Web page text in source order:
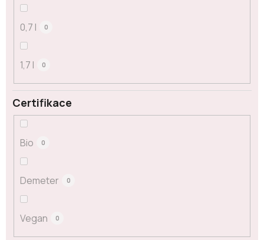
0,7 l 0
1,7 l 0
Certifikace
Bio 0
Demeter 0
Vegan 0